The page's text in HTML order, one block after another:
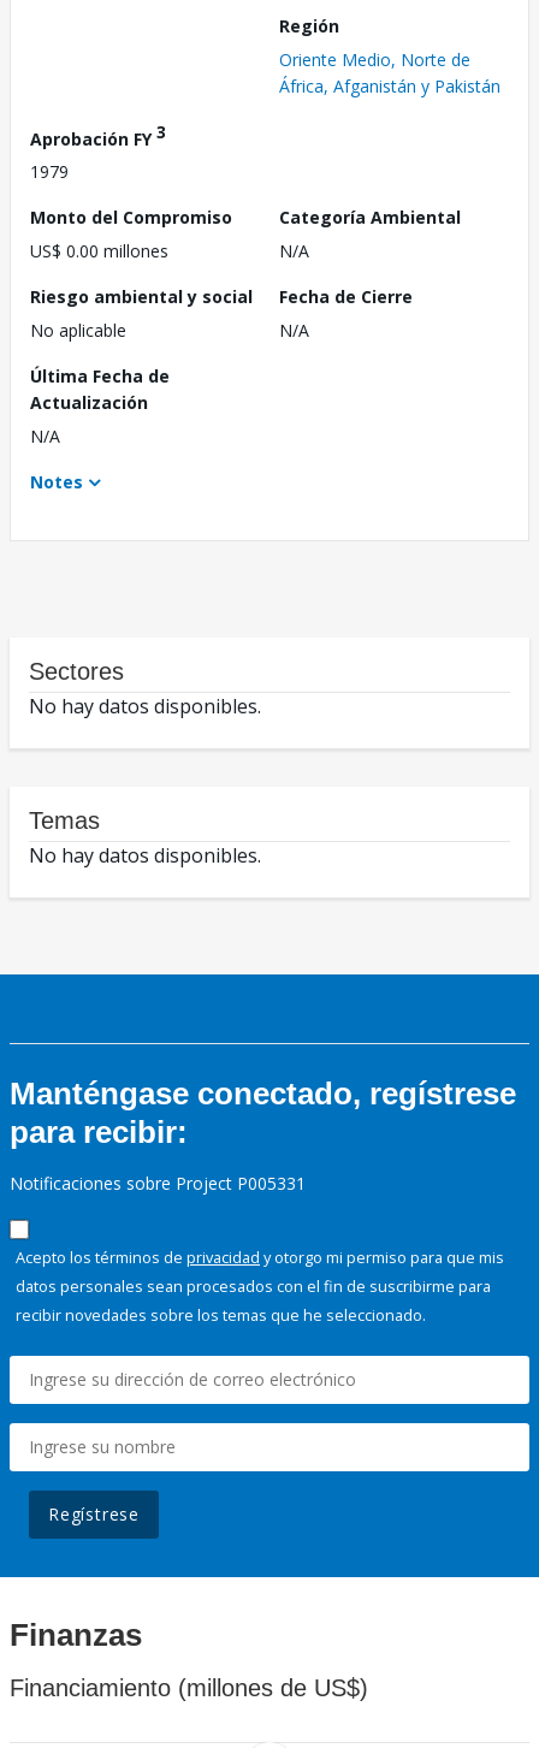
Región
Oriente Medio, Norte de
África, Afganistán y Pakistán
Aprobación FY3
1979
Monto del Compromiso
US$ 0.00 millones
Categoría Ambiental
N/A
Riesgo ambiental y social
No aplicable
Fecha de Cierre
N/A
Última Fecha de
Actualización
N/A
Notes
Sectores
No hay datos disponibles.
Temas
No hay datos disponibles.
Manténgase conectado, regístrese
para recibir:
Notificaciones sobre Project P005331
Acepto los términos de privacidad y otorgo mi permiso para que mis
datos personales sean procesados con el fin de suscribirme para
recibir novedades sobre los temas que he seleccionado.
Regístrese
Finanzas
Financiamiento (millones de US$)